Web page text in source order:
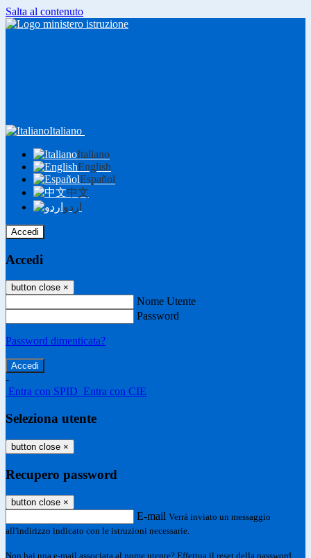
Salta al contenuto
Italiano
Italiano
English
Español
中文
اردو
Accedi
Accedi
button close ×
Nome Utente
Password
Password dimenticata?
-
Entra con SPID Entra con CIE
Seleziona utente
button close ×
Recupero password
button close ×
E-mail Verrà inviato un messaggio
all'indirizzo indicato con le istruzioni necessarie.
Non hai una e-mail associata al nome utente? Effettua il reset della password